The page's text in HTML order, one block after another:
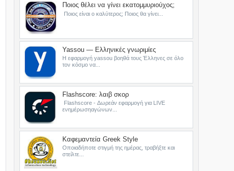
Ποιος θέλει να γίνει εκατομμυριούχος;
Ποιος είναι ο καλύτερος; Ποιος θα γίνει...
Yassou — Ελληνικές γνωριμίες
Η εφαρμογή yassou βοηθά τους Έλληνες σε όλο
τον κόσμο να...
Flashscore: λαιβ σκορ
Flashscore - Δωρεάν εφαρμογή για LIVE
ενημέρωσηαγώνων...
Καφεμαντεία Greek Style
Οποιαδήποτε στιγμή της ημέρας, τραβήξτε και
στείλτε...